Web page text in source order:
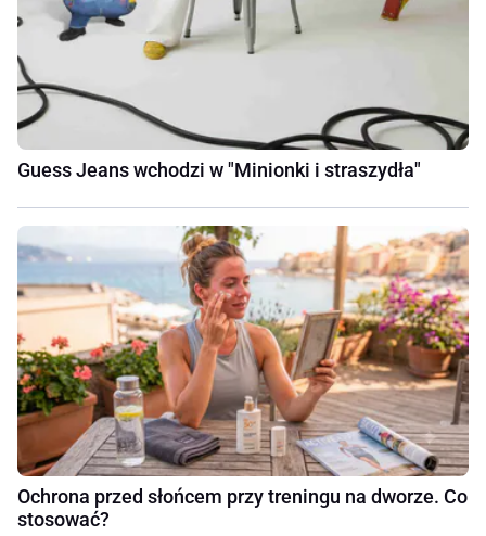
Guess Jeans wchodzi w "Minionki i straszydła"
Ochrona przed słońcem przy treningu na dworze. Co
stosować?